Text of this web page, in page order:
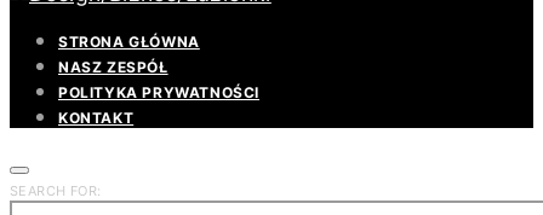
STRONA GŁÓWNA
NASZ ZESPÓŁ
POLITYKA PRYWATNOŚCI
KONTAKT
SEARCH FOR: